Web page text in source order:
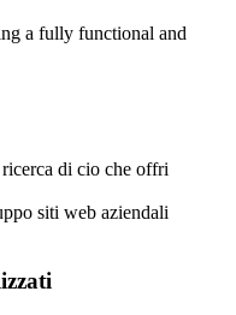
a fully functional and
di cio che offri